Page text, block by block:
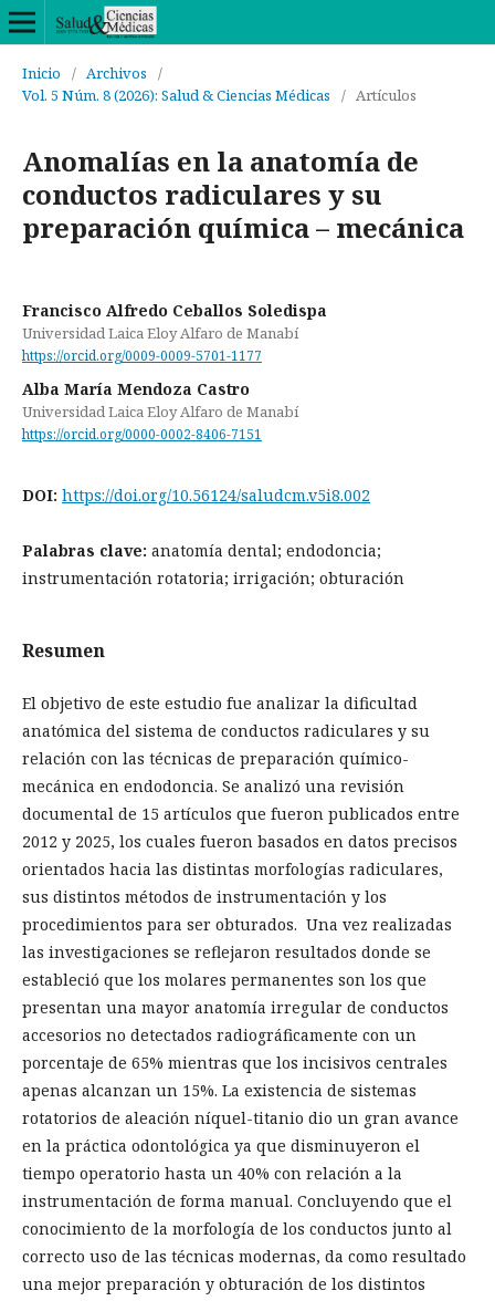
Inicio / Archivos
/
Vol. 5 Núm. 8 (2026): Salud & Ciencias Médicas
/ Artículos
Anomalías en la anatomía de
conductos radiculares y su
preparación química – mecánica
Francisco Alfredo Ceballos Soledispa
Universidad Laica Eloy Alfaro de Manabí
https://orcid.org/0009-0009-5701-1177
Alba María Mendoza Castro
Universidad Laica Eloy Alfaro de Manabí
https://orcid.org/0000-0002-8406-7151
DOI: https://doi.org/10.56124/saludcm.v5i8.002
Palabras clave: anatomía dental; endodoncia;
instrumentación rotatoria; irrigación; obturación
Resumen
El objetivo de este estudio fue analizar la dificultad
anatómica del sistema de conductos radiculares y su
relación con las técnicas de preparación químico-
mecánica en endodoncia. Se analizó una revisión
documental de 15 artículos que fueron publicados entre
2012 y 2025, los cuales fueron basados en datos precisos
orientados hacia las distintas morfologías radiculares,
sus distintos métodos de instrumentación y los
procedimientos para ser obturados. Una vez realizadas
las investigaciones se reflejaron resultados donde se
estableció que los molares permanentes son los que
presentan una mayor anatomía irregular de conductos
accesorios no detectados radiográficamente con un
porcentaje de 65% mientras que los incisivos centrales
apenas alcanzan un 15%. La existencia de sistemas
rotatorios de aleación níquel-titanio dio un gran avance
en la práctica odontológica ya que disminuyeron el
tiempo operatorio hasta un 40% con relación a la
instrumentación de forma manual. Concluyendo que el
conocimiento de la morfología de los conductos junto al
correcto uso de las técnicas modernas, da como resultado
una mejor preparación y obturación de los distintos